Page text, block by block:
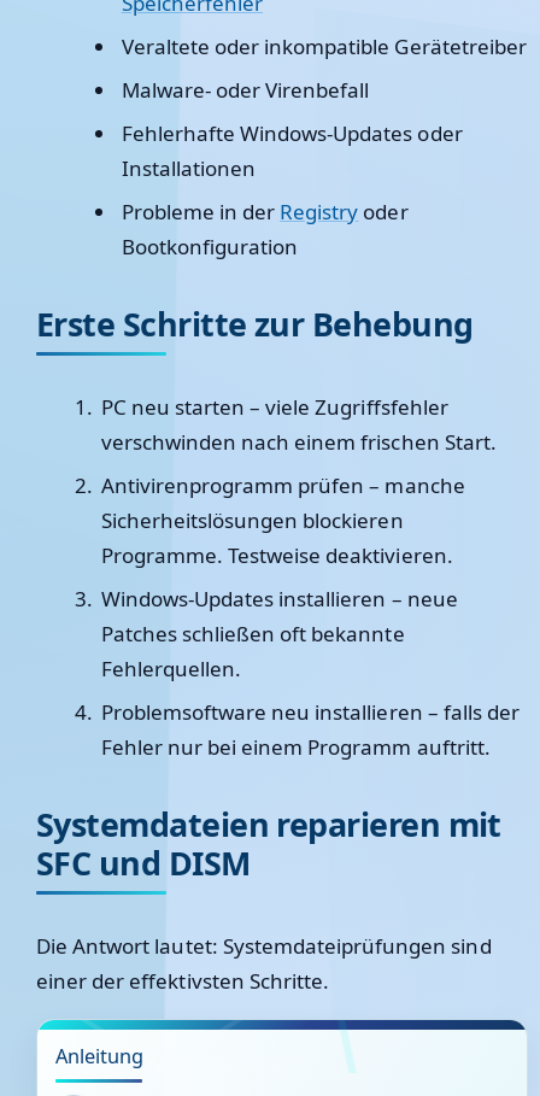
Veraltete oder inkompatible Gerätetreiber
Malware- oder Virenbefall
Fehlerhafte Windows-Updates oder
Installationen
Probleme in der Registry oder
Bootkonfiguration
Erste Schritte zur Behebung
PC neu starten – viele Zugriffsfehler
verschwinden nach einem frischen Start.
Antivirenprogramm prüfen – manche
Sicherheitslösungen blockieren
Programme. Testweise deaktivieren.
Windows-Updates installieren – neue
Patches schließen oft bekannte
Fehlerquellen.
Problemsoftware neu installieren – falls der
Fehler nur bei einem Programm auftritt.
Systemdateien reparieren mit
SFC und DISM
Die Antwort lautet: Systemdateiprüfungen sind
einer der effektivsten Schritte.
Anleitung